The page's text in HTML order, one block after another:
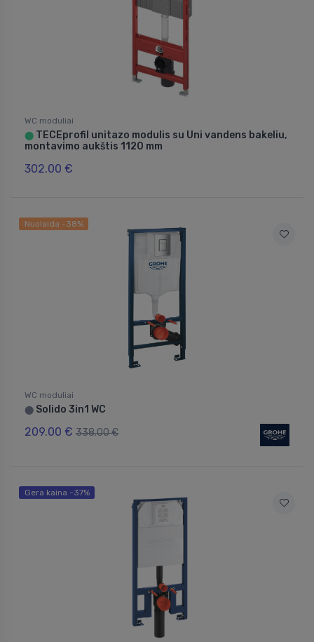
WC moduliai
⬤ TECEprofil unitazo modulis su Uni vandens bakeliu,
montavimo aukštis 1120 mm
302.00 €
Nuolaida -38%
WC moduliai
⬤ Solido 3in1 WC
209.00 € 338.00 €
Gera kaina -37%